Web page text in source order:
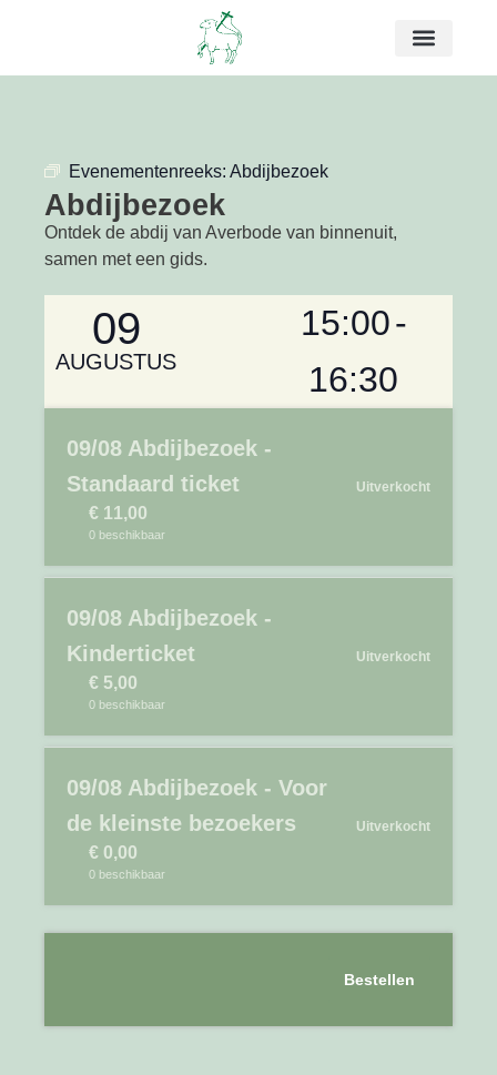
Evenementenreeks: Abdijbezoek
Abdijbezoek
Ontdek de abdij van Averbode van binnenuit,
samen met een gids.
09
AUGUSTUS
15:00-
16:30
09/08 Abdijbezoek -
Standaard ticket
€ 11,00
0 beschikbaar
Uitverkocht
09/08 Abdijbezoek -
Kinderticket
€ 5,00
0 beschikbaar
Uitverkocht
09/08 Abdijbezoek - Voor
de kleinste bezoekers
€ 0,00
0 beschikbaar
Uitverkocht
Bestellen